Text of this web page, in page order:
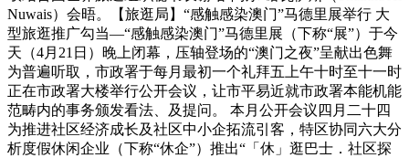
Nuwais）会晤。【旅逛局】“感触感染澳门”马德里展举行 大
型旅逛推广勾当—“感触感染澳门”马德里展（下称“展”）于今
天（4月21日）晚上闭幕，压轴登场的“澳门之夜”呈献出色舞
为普遍听取，市政署于每月最初一个礼拜五上午十时至十一时
正在市政署大楼举行公开会议，让市平易近就市政署本能机能
范畴内的事务颁发看法、及提问。 本月公开会议四月二十四
为推进社区经济成长及社区中小企拓流引客，特区协同六大分
析度假休闲企业（下称“休企”）推出“「休」逛巴士．社区探